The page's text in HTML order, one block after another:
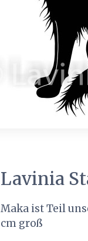
Lavinia
Maka ist Teil
cm groß